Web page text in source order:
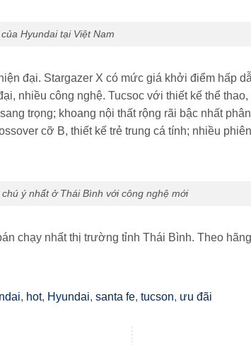
Hyundai tại Việt Nam
đại. Stargazer X có mức giá khởi điểm hấp
nhiều công nghệ. Tucsoc với thiết kế thể
trọng; khoang nội thất rộng rãi bậc nhất
cỡ B, thiết kế trẻ trung cá tính; nhiều
ý nhất ở Thái Bình với công nghệ mới
chạy nhất thị trường tỉnh Thái Bình. Theo
, hot, Hyundai, santa fe, tucson, ưu đãi